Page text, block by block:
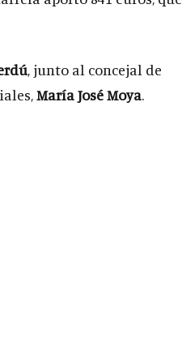
, junto al concejal de
María José Moya.